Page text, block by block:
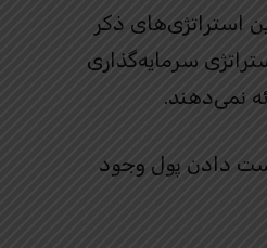
استراتژی‌های ذکر
سرمایه‌گذاری
نمی‌دهند.
دادن پول وجود